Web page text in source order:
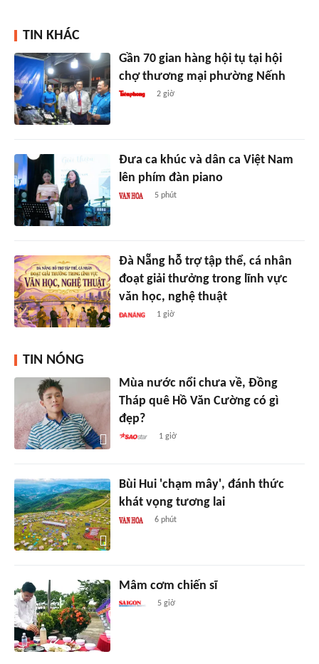
TIN KHÁC
Gần 70 gian hàng hội tụ tại hội
chợ thương mại phường Nếnh
2 giờ
Đưa ca khúc và dân ca Việt Nam
lên phím đàn piano
5 phút
Đà Nẵng hỗ trợ tập thể, cá nhân
đoạt giải thưởng trong lĩnh vực
văn học, nghệ thuật
1 giờ
TIN NÓNG
Mùa nước nổi chưa về, Đồng
Tháp quê Hồ Văn Cường có gì
đẹp?
1 giờ
Bùi Hui 'chạm mây', đánh thức
khát vọng tương lai
6 phút
Mâm cơm chiến sĩ
5 giờ